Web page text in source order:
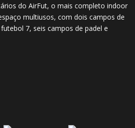
do AirFut, o mais completo indoor
multiusos, com dois campos de
7, seis campos de padel e